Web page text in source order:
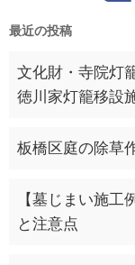
最近の投稿
文化財・寺院灯
徳川家灯籠移設
板橋区庭の除草
【墓じまい施工
と注意点